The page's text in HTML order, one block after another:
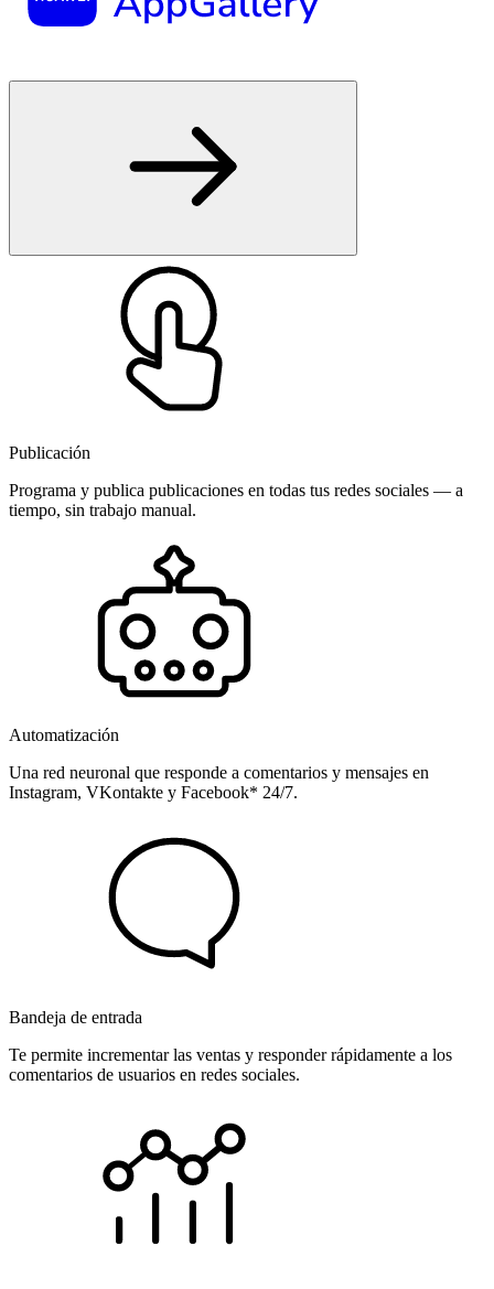
Publicación
Programa y publica publicaciones en todas tus redes sociales — a
tiempo, sin trabajo manual.
Automatización
Una red neuronal que responde a comentarios y mensajes en
Instagram, VKontakte y Facebook* 24/7.
Bandeja de entrada
Te permite incrementar las ventas y responder rápidamente a los
comentarios de usuarios en redes sociales.